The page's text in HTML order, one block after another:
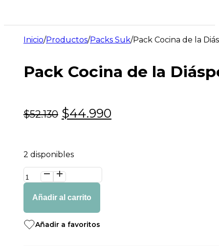
Inicio/Productos/Packs Suk/Pack Cocina de la
Pack Cocina de la
$52.130 El
era:
$52.130.
$44.990
2 disponibles
Pack
Cocina
Diáspora
+
Suk
Añadir al carrito
Añadir a favoritos